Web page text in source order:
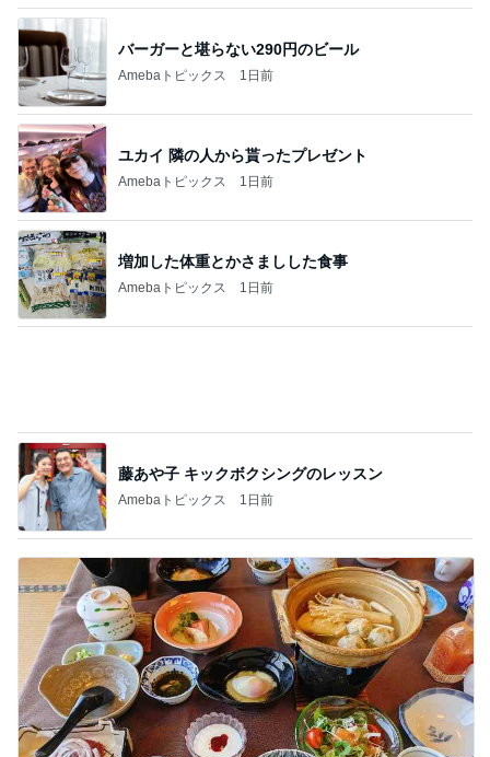
バーガーと堪らない290円のビール
Amebaトピックス 1日前
ユカイ 隣の人から貰ったプレゼント
Amebaトピックス 1日前
増加した体重とかさましした食事
Amebaトピックス 1日前
藤あや子 キックボクシングのレッスン
Amebaトピックス 1日前